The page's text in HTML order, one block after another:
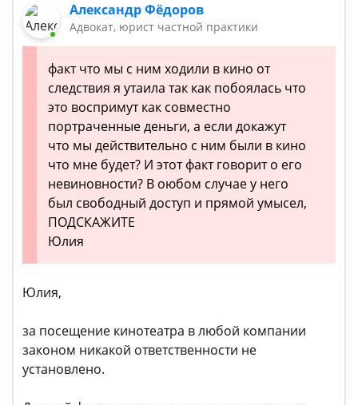
Александр Фёдоров
Адвокат, юрист частной практики
факт что мы с ним ходили в кино от
следствия я утаила так как побоялась что
это воспримут как совместно
портраченные деньги, а если докажут
что мы действительно с ним были в кино
что мне будет? И этот факт говорит о его
невиновности? В оюбом случае у него
был свободный доступ и прямой умысел,
ПОДСКАЖИТЕ
Юлия
Юлия,
за посещение кинотеатра в любой компании
законом никакой ответственности не
установлено.